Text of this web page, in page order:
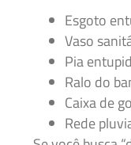
Esgoto
Vaso
Pia
Ralo do
Caixa de
Rede